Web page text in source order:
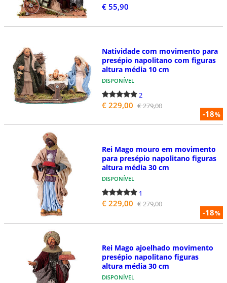
€ 55,90
-18%
Natividade com movimento para
presépio napolitano com figuras
altura média 10 cm
DISPONÍVEL
2
€ 229,00 € 279,00
-18%
Rei Mago mouro em movimento
para presépio napolitano figuras
altura média 30 cm
DISPONÍVEL
1
€ 229,00 € 279,00
Rei Mago ajoelhado movimento
presépio napolitano figuras
altura média 30 cm
DISPONÍVEL